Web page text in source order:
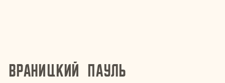
Враницкий Пауль